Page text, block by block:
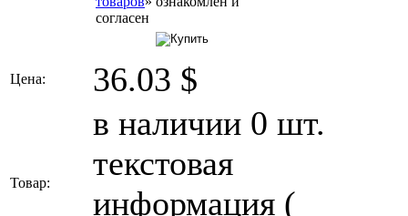
согласен
Цена: 36.03 $
Товар:
в наличии 0 шт.
текстовая
информация (